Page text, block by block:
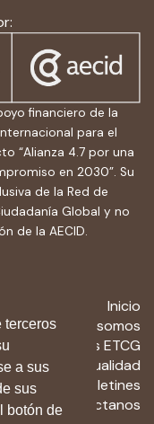
terceros
a sus
sus
botón de
financiero de la
para el
“Alianza 4.7 por una
en 2030”. Su
de la Red de
Global y no
de la AECID.
Inicio
Quiénes somos
Recursos ETCG
Actualidad
Boletines
Contactanos